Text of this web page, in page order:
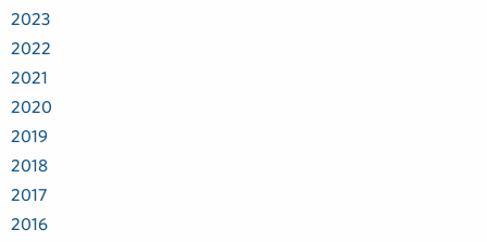
2023
2022
2021
2020
2019
2018
2017
2016